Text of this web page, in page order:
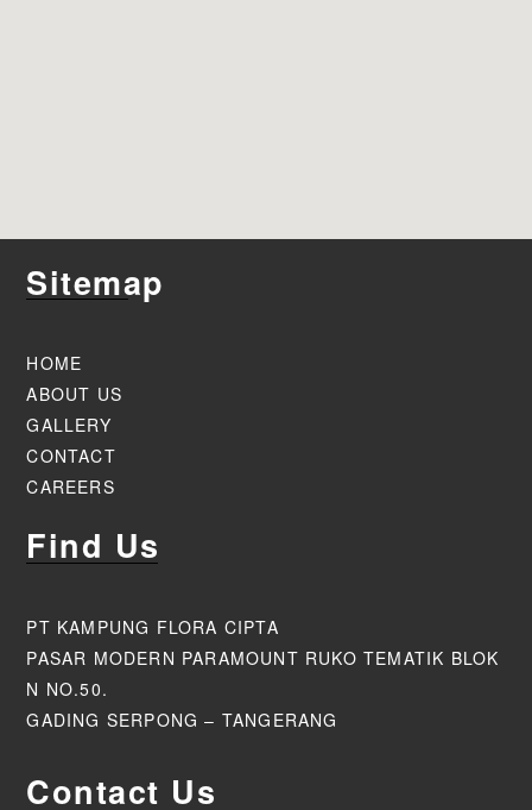
Sitemap
HOME
ABOUT US
GALLERY
CONTACT
CAREERS
Find Us
PT KAMPUNG FLORA CIPTA
PASAR MODERN PARAMOUNT RUKO TEMATIK BLOK
N NO.50.
GADING SERPONG – TANGERANG
Contact Us